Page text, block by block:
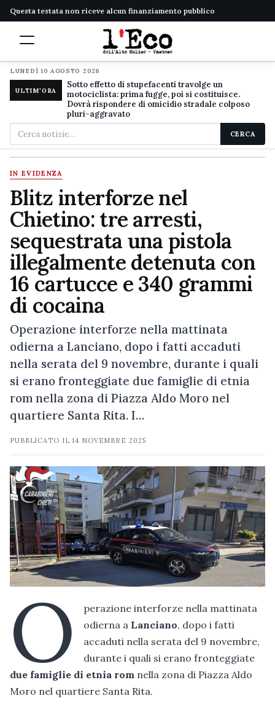
Questa testata non riceve alcun finanziamento pubblico
LUNEDÌ 10 AGOSTO 2026
ULTIM'ORA
Sotto effetto di stupefacenti travolge un
motociclista: prima fugge, poi si costituisce.
Dovrà rispondere di omicidio stradale colposo
pluri-aggravato
Cerca
nel
sito
CERCA
IN EVIDENZA
Blitz interforze nel
Chietino: tre arresti,
sequestrata una pistola
illegalmente detenuta con
16 cartucce e 340 grammi
di cocaina
Operazione interforze nella mattinata
odierna a Lanciano, dopo i fatti accaduti
nella serata del 9 novembre, durante i quali
si erano fronteggiate due famiglie di etnia
rom nella zona di Piazza Aldo Moro nel
quartiere Santa Rita. I…
PUBBLICATO IL14 NOVEMBRE 2025
O
perazione interforze nella mattinata
odierna a Lanciano, dopo i fatti
accaduti nella serata del 9 novembre,
durante i quali si erano fronteggiate
due famiglie di etnia rom nella zona di Piazza Aldo
Moro nel quartiere Santa Rita.